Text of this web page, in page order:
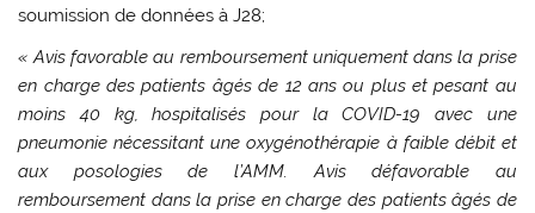
soumission de données à J28;
« Avis favorable au remboursement uniquement dans la prise
en charge des patients âgés de 12 ansou plus et pesant au
moins 40 kg, hospitalisés pour la COVID-19 avec une
pneumonie nécessitantune oxygénothérapie à faible débit et
aux posologies de l’AMM.Avis défavorable au
remboursement dans la prise en charge des patients âgés de